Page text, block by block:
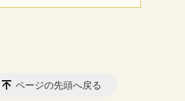
ページの先頭へ戻る